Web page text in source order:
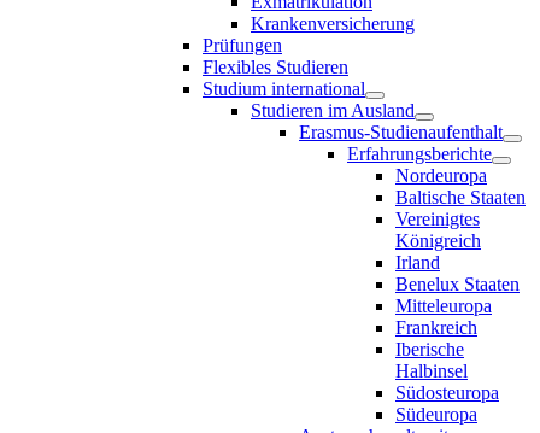
Krankenversicherung
Prüfungen
Flexibles Studieren
Studium international
Studieren im Ausland
Erasmus-Studienaufenthalt
Erfahrungsberichte
Nordeuropa
Baltische Staaten
Vereinigtes
Königreich
Irland
Benelux Staaten
Mitteleuropa
Frankreich
Iberische
Halbinsel
Südosteuropa
Südeuropa